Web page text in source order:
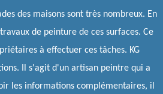
des maisons sont très nombreux. En
de peinture de ces surfaces. Ce
à effectuer ces tâches. KG
Il s'agit d'un artisan peintre qui a
les informations complémentaires, il